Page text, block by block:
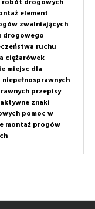
element
zwalniających
drogowego
ruchu
ciężarówek
miejsc dla
przepisy
aktywne znaki
pomoc w
montaż progów